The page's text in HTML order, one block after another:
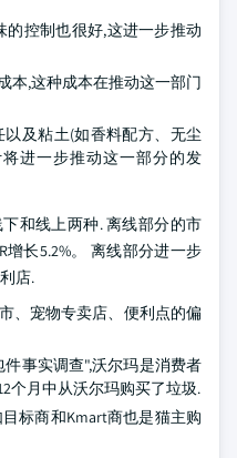
的控制也很好,这进一步推动
本,这种成本在推动这一部门
及粘土(如香料配方、无尘
进一步推动这一部分的发
和线上两种. 离线部分的市
增长5.2%。 离线部分进一步
店.
、宠物专卖店、便利点的偏
件事实调查",沃尔玛是消费者
个月中从沃尔玛购买了垃圾.
标商和Kmart商也是猫主购